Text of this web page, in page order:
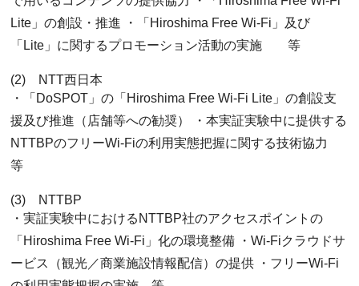
Lite」の創設・推進 ・「Hiroshima Free Wi-Fi」及び
「Lite」に関するプロモーション活動の実施 等
(2) NTT西日本
・「DoSPOT」の「Hiroshima Free Wi-Fi Lite」の創設支
援及び推進（店舗等への勧奨） ・本実証実験中に提供する
NTTBPのフリーWi-Fiの利用実態把握に関する技術協力
等
(3) NTTBP
・実証実験中におけるNTTBP社のアクセスポイントの
「Hiroshima Free Wi-Fi」化の環境整備 ・Wi-Fiクラウドサ
ービス（観光／商業施設情報配信）の提供 ・フリーWi-Fi